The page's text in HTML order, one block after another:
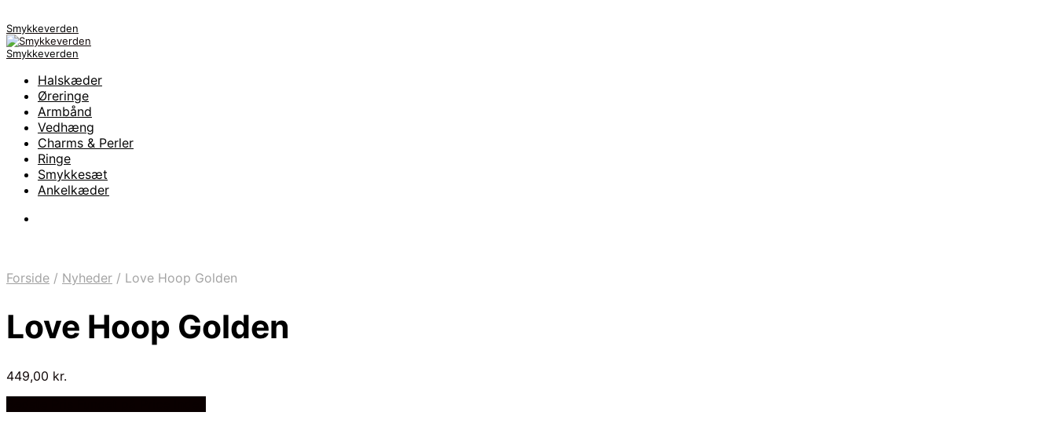
Smykkeverden
Smykkeverden
Halskæder
Øreringe
Armbånd
Vedhæng
Charms & Perler
Ringe
Smykkesæt
Ankelkæder
Forside / Nyheder / Love Hoop Golden
Love Hoop Golden
449,00 kr.